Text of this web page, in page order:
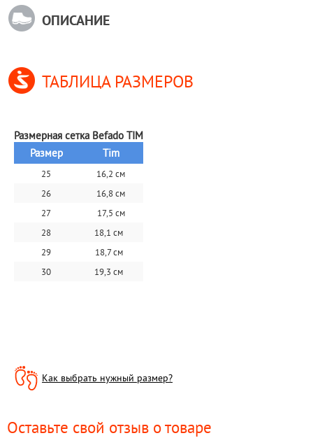
ОПИСАНИЕ
ТАБЛИЦА РАЗМЕРОВ
Размерная сетка Befado TIM
Размер
Tim
25
16,2 см
26
16,8 см
27
17,5 см
28
18,1 см
29
18,7 см
30
19,3 см
Как выбрать нужный размер?
Оставьте свой отзыв о товаре